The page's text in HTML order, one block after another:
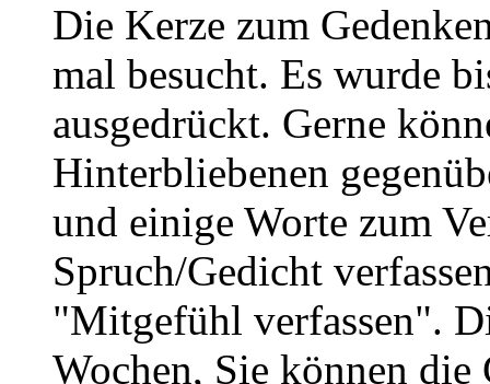
Die Kerze zum
mal besucht. Es wurde
ausgedrückt. Gerne
Hinterbliebenen
und einige Worte zum
Spruch/Gedicht
"Mitgefühl verfassen".
Wochen, Sie können die